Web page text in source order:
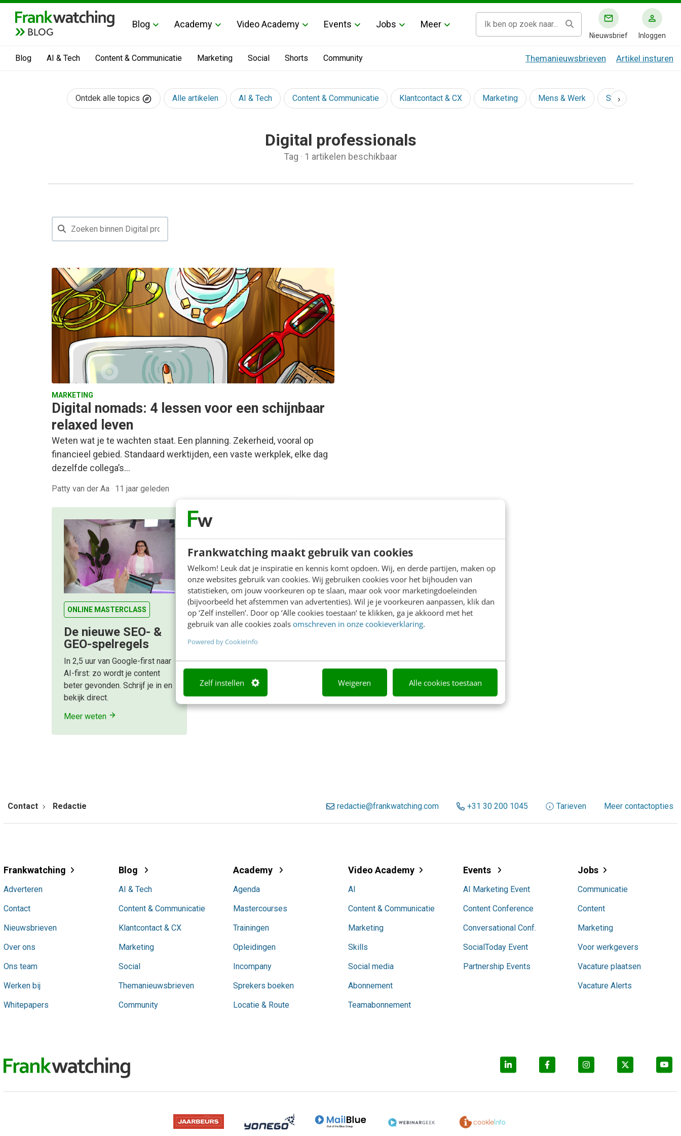
Frankwatching maakt gebruik van cookies
Welkom! Leuk dat je inspiratie en kennis komt opdoen. Wij, en derde partijen, maken op
onze websites gebruik van cookies. Wij gebruiken cookies voor het bijhouden van
statistieken, om jouw voorkeuren op te slaan, maar ook voor marketingdoeleinden
(bijvoorbeeld het afstemmen van advertenties). Wil je je voorkeuren aanpassen, klik dan
op ‘Zelf instellen’. Door op ‘Alle cookies toestaan’ te klikken, ga je akkoord met het
gebruik van alle cookies zoals omschreven in onze cookieverklaring.
Powered by CookieInfo
Zelf instellen Weigeren Alle cookies toestaan
BLOG
Blog Academy Video Academy Events Jobs Meer
Nieuwsbrief Inloggen
Blog AI & Tech Content & Communicatie Marketing Social Shorts Community Themanieuwsbrieven Artikel insturen
Ontdek alle topics Alle artikelen AI & Tech Content & Communicatie Klantcontact & CX Marketing Mens & Werk Social
›
Digital professionals
Tag · 1 artikelen beschikbaar
MARKETING
Digital nomads: 4 lessen voor een schijnbaar
relaxed leven
Weten wat je te wachten staat. Een planning. Zekerheid, vooral op
financieel gebied. Standaard werktijden, een vaste werkplek, elke dag
dezelfde collega’s…
Patty van der Aa · 11 jaar geleden
ONLINE MASTERCLASS
De nieuwe SEO- &
GEO-spelregels
In 2,5 uur van Google-first naar
AI-first: zo wordt je content
beter gevonden. Schrijf je in en
bekijk direct.
Meer weten
Contact Redactie redactie@frankwatching.com +31 30 200 1045 Tarieven Meer contactopties
Frankwatching
Adverteren
Contact
Nieuwsbrieven
Over ons
Ons team
Werken bij
Whitepapers
Blog
AI & Tech
Content & Communicatie
Klantcontact & CX
Marketing
Social
Themanieuwsbrieven
Community
Academy
Agenda
Mastercourses
Trainingen
Opleidingen
Incompany
Sprekers boeken
Locatie & Route
Video Academy
AI
Content & Communicatie
Marketing
Skills
Social media
Abonnement
Teamabonnement
Events
AI Marketing Event
Content Conference
Conversational Conf.
SocialToday Event
Partnership Events
Jobs
Communicatie
Content
Marketing
Voor werkgevers
Vacature plaatsen
Vacature Alerts